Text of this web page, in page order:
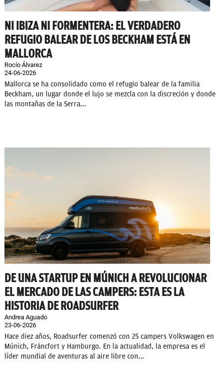
NI IBIZA NI FORMENTERA: EL VERDADERO
REFUGIO BALEAR DE LOS BECKHAM ESTÁ EN
MALLORCA
Rocío Álvarez
24-06-2026
Mallorca se ha consolidado como el refugio balear de la familia
Beckham, un lugar donde el lujo se mezcla con la discreción y donde
las montañas de la Serra...
DE UNA STARTUP EN MÚNICH A REVOLUCIONAR
EL MERCADO DE LAS CAMPERS: ESTA ES LA
HISTORIA DE ROADSURFER
Andrea Aguado
23-06-2026
Hace diez años, Roadsurfer comenzó con 25 campers Volkswagen en
Múnich, Fráncfort y Hamburgo. En la actualidad, la empresa es el
líder mundial de aventuras al aire libre con...